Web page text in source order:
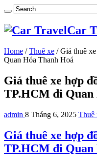
Car
Home / Thuê xe / Giá thuê
Quan Hóa Thanh Hoá
Giá thuê xe hợp
TP.HCM đi Quan
admin 8 Tháng 6, 2025 Thuê
Giá thuê xe hợp
TP.HCM đi Quan